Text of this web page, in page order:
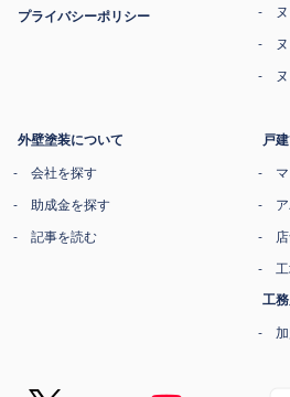
プライバシーポリシー
外壁塗装について
会社を探す
助成金を探す
記事を読む
戸
工